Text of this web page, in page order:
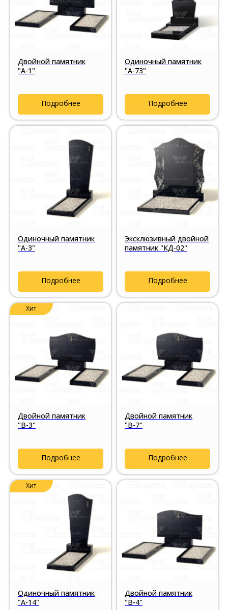
Двойной памятник
"А-1"
Подробнее
Одиночный памятник
"А-73"
Подробнее
Одиночный памятник
"А-3"
Подробнее
Эксклюзивный двойной
памятник "КД-02"
Подробнее
Хит
Двойной памятник
"В-3"
Подробнее
Двойной памятник
"В-7"
Подробнее
Хит
Одиночный памятник
"А-14"
Двойной памятник
"В-4"